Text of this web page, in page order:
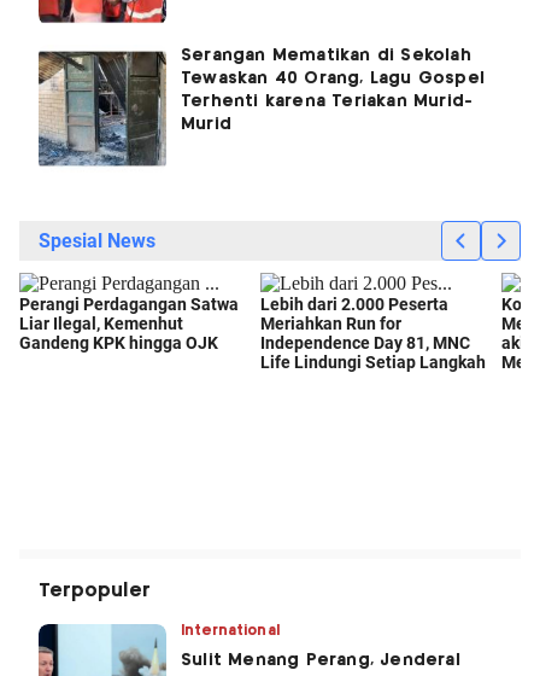
Serangan Mematikan di Sekolah
Tewaskan 40 Orang, Lagu Gospel
Terhenti karena Teriakan Murid-
Murid
Terpopuler
International
Sulit Menang Perang, Jenderal